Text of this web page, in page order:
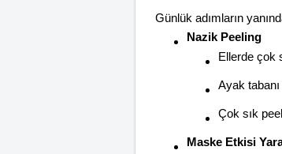
Günlük adımların
Nazik Peeling
Ellerde çok
Ayak
Çok sık
Maske Etkisi